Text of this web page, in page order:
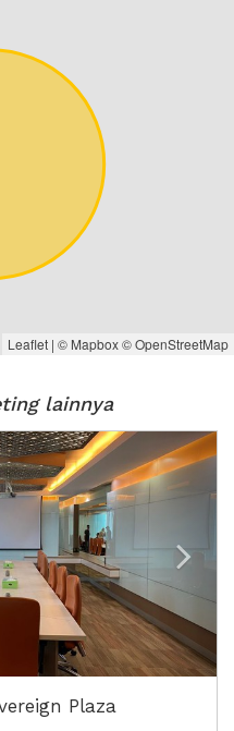
Leaflet | © Mapbox©OpenStreetMap
lainnya
Next
Plaza